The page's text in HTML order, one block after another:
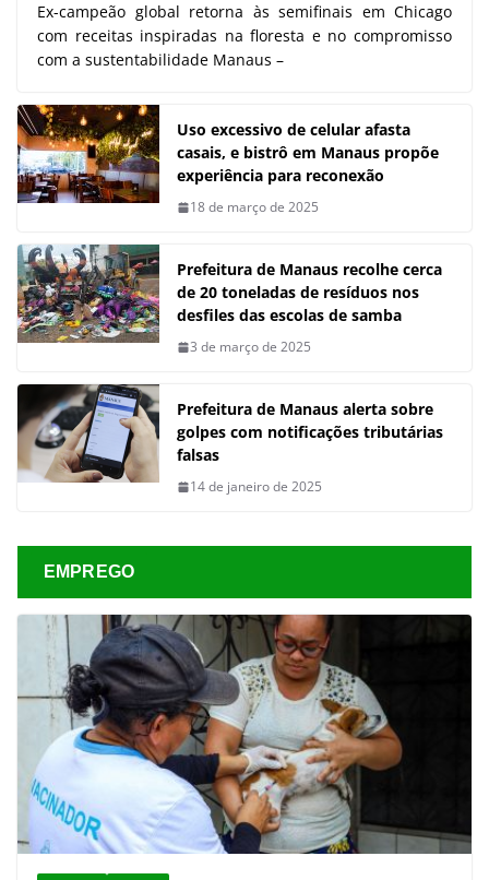
Ex-campeão global retorna às semifinais em Chicago
com receitas inspiradas na floresta e no compromisso
com a sustentabilidade Manaus –
Uso excessivo de celular afasta
casais, e bistrô em Manaus propõe
experiência para reconexão
18 de março de 2025
Prefeitura de Manaus recolhe cerca
de 20 toneladas de resíduos nos
desfiles das escolas de samba
3 de março de 2025
Prefeitura de Manaus alerta sobre
golpes com notificações tributárias
falsas
14 de janeiro de 2025
EMPREGO